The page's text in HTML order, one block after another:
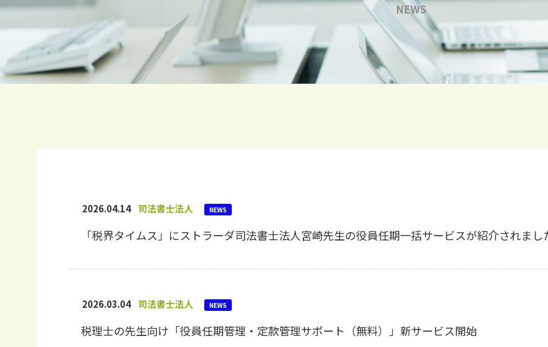
NEWS
2026.04.14 司法書士法人 NEWS
「税界タイムス」にストラーダ司法書士法人宮崎先生の役員任期一括サービスが紹介されまし
2026.03.04 司法書士法人 NEWS
税理士の先生向け「役員任期管理・定款管理サポート（無料）」新サービス開始